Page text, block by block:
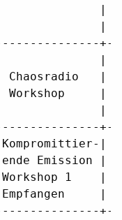
|
|
|
Chaosradio   |
Workshop     |
|
Emission |
Workshop 1
|